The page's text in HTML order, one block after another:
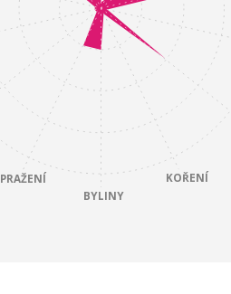
KOŘENÍ
BYLINY
PRAŽENÍ